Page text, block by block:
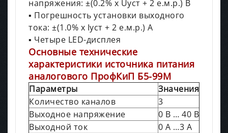
напряжения: ±(0.2% х Uуст + 2 е.м.р.) В
▪ Погрешность установки выходного
тока: ±(1.0% х Iуст + 2 е.м.р.) А
▪ Четыре LED-дисплея
Основные технические
характеристики источника питания
аналогового ПрофКиП Б5-99М
Параметры
Значения
Количество каналов
3
Выходное напряжение
0 В … 40 В
Выходной ток
0 А …3 А